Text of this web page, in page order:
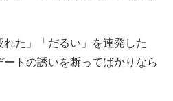
た」「だるい」を連発した
トの誘いを断ってばかりなら